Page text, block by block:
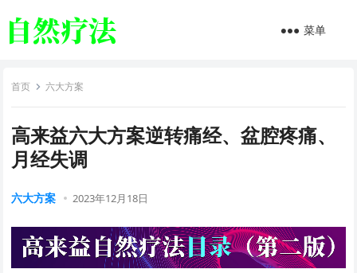
菜单
首页 六大方案
高来益六大方案逆转痛经、盆腔疼痛、
月经失调
六大方案 2023年12月18日